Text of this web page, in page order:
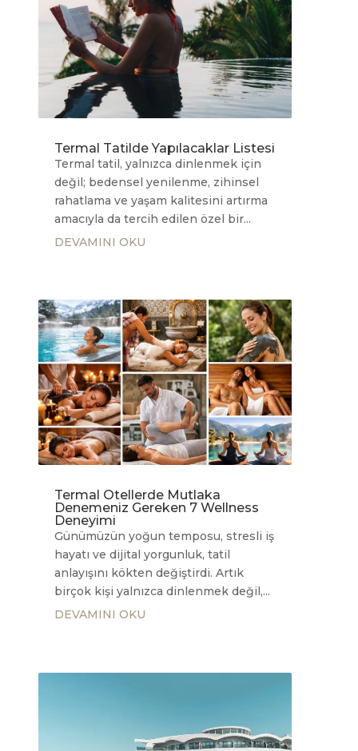
Termal Tatilde Yapılacaklar Listesi
Termal tatil, yalnızca dinlenmek için
değil; bedensel yenilenme, zihinsel
rahatlama ve yaşam kalitesini artırma
amacıyla da tercih edilen özel bir...
DEVAMINI OKU
Termal Otellerde Mutlaka
Denemeniz Gereken 7 Wellness
Deneyimi
Günümüzün yoğun temposu, stresli iş
hayatı ve dijital yorgunluk, tatil
anlayışını kökten değiştirdi. Artık
birçok kişi yalnızca dinlenmek değil,...
DEVAMINI OKU